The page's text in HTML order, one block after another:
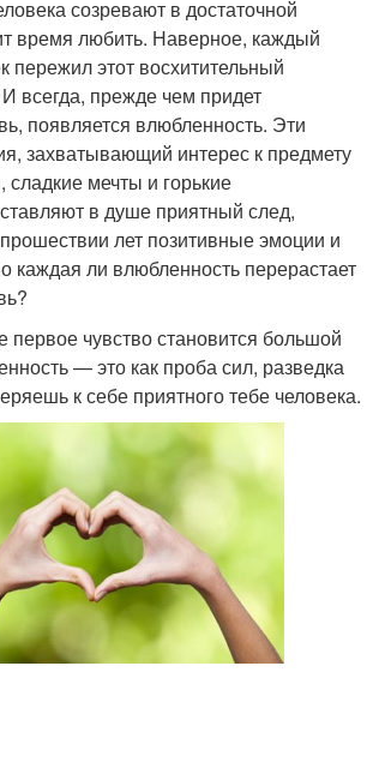
созревают в достаточной
время любить. Наверное, каждый
пережил этот восхитительный
всегда, прежде чем придет
появляется влюбленность. Эти
захватывающий интерес к предмету
сладкие мечты и горькие
в душе приятный след,
лет позитивные эмоции и
каждая ли влюбленность перерастает
первое чувство становится большой
— это как проба сил, разведка
к себе приятного тебе человека.